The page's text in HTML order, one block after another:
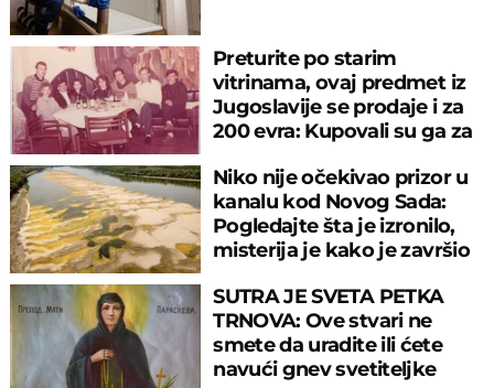
Preturite po starim
vitrinama, ovaj predmet iz
Jugoslavije se prodaje i za
200 evra: Kupovali su ga za
Niko nije očekivao prizor u
kanalu kod Novog Sada:
Pogledajte šta je izronilo,
misterija je kako je završio
SUTRA JE SVETA PETKA
TRNOVA: Ove stvari ne
smete da uradite ili ćete
navući gnev svetiteljke